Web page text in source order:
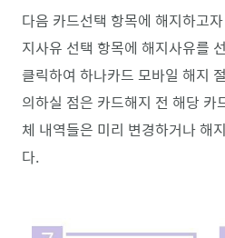
다음 카드선택 항목에 해지하고
지사유 선택 항목에 해지사유를
클릭하여 하나카드 모바일 해지
의하실 점은 카드해지 전 해당 카
체 내역들은 미리 변경하거나 해
다.